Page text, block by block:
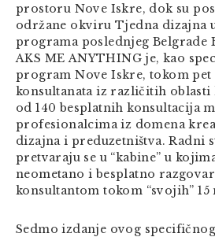
prostoru Nove Iskre, dok su
održane okviru Tjedna dizajna
programa poslednjeg Belgrade
AKS ME ANYTHING je, kao
program Nove Iskre, tokom pet
konsultanata iz različitih
od 140 besplatnih konsultacija
profesionalcima iz domena
dizajna i preduzetništva. Radni
pretvaraju se u “kabine” u
neometano i besplatno
konsultantom tokom “svojih” 15
Sedmo izdanje ovog